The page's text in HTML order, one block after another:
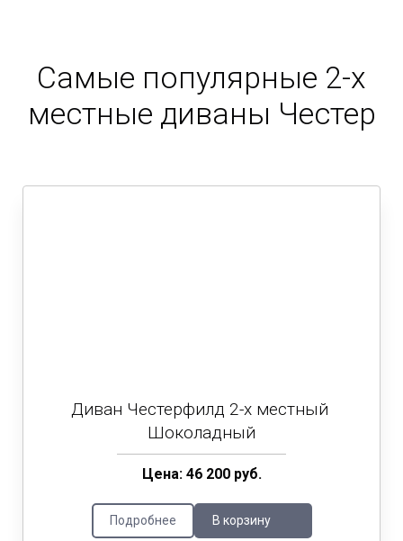
Самые популярные 2-х
местные диваны Честер
Диван Честерфилд 2-х местный
Шоколадный
Цена: 46 200 руб.
Подробнее В корзину